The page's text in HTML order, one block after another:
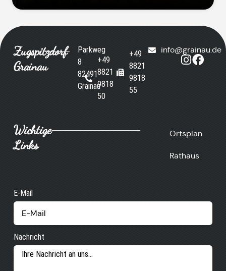
Zugspitzdorf
Grainau
Parkweg
8
82491
Grainau
+49
8821
9818
50
+49
8821
9818
55
info@grainau.de
Wichtige
Links
Ortsplan
Rathaus
E-Mail
Nachricht